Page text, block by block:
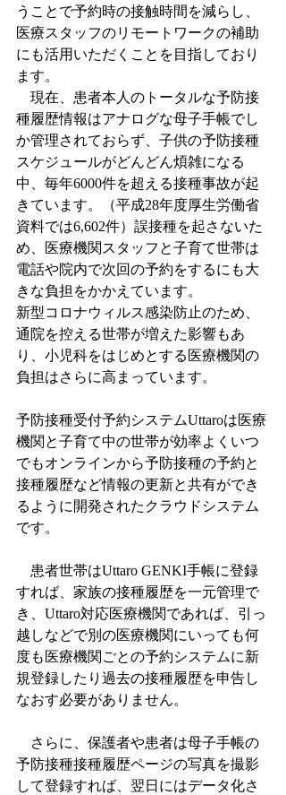
うことで予約時の接触時間を減らし、
医療スタッフのリモートワークの補助
にも活用いただくことを目指しており
ます。
現在、患者本人のトータルな予防接
種履歴情報はアナログな母子手帳でし
か管理されておらず、子供の予防接種
スケジュールがどんどん煩雑になる
中、毎年6000件を超える接種事故が起
きています。（平成28年度厚生労働省
資料では6,602件）誤接種を起さないた
め、医療機関スタッフと子育て世帯は
電話や院内で次回の予約をするにも大
きな負担をかかえています。
新型コロナウィルス感染防止のため、
通院を控える世帯が増えた影響もあ
り、小児科をはじめとする医療機関の
負担はさらに高まっています。
予防接種受付予約システムUttaroは医療
機関と子育て中の世帯が効率よくいつ
でもオンラインから予防接種の予約と
接種履歴など情報の更新と共有ができ
るように開発されたクラウドシステム
です。
患者世帯はUttaro GENKI手帳に登録
すれば、家族の接種履歴を一元管理で
き、Uttaro対応医療機関であれば、引っ
越しなどで別の医療機関にいっても何
度も医療機関ごとの予約システムに新
規登録したり過去の接種履歴を申告し
なおす必要がありません。
さらに、保護者や患者は母子手帳の
予防接種接種履歴ページの写真を撮影
して登録すれば、翌日にはデータ化さ